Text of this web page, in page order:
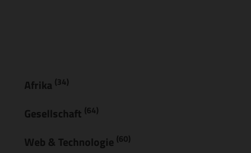
Afrika (34)
Gesellschaft (64)
Web & Technologie (60)